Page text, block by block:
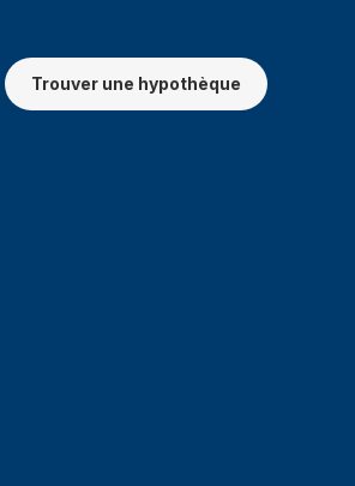
Trouver une hypothèque